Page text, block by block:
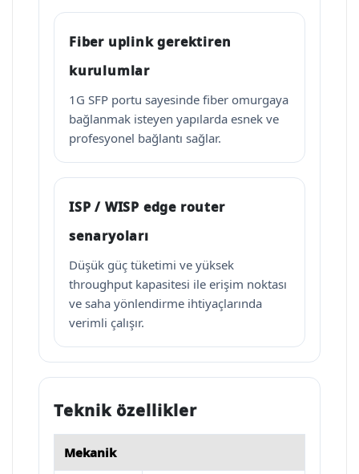
Fiber uplink gerektiren
kurulumlar
1G SFP portu sayesinde fiber omurgaya
bağlanmak isteyen yapılarda esnek ve
profesyonel bağlantı sağlar.
ISP / WISP edge router
senaryoları
Düşük güç tüketimi ve yüksek
throughput kapasitesi ile erişim noktası
ve saha yönlendirme ihtiyaçlarında
verimli çalışır.
Teknik özellikler
Mekanik